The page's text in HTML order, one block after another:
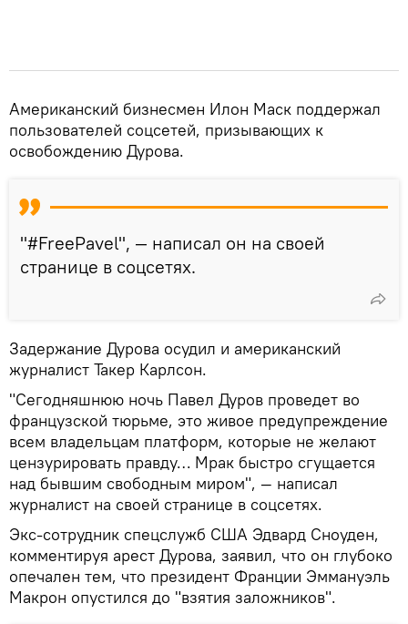
Американский бизнесмен Илон Маск поддержал
пользователей соцсетей, призывающих к
освобождению Дурова.
"#FreePavel", — написал он на своей
странице в соцсетях.
Задержание Дурова осудил и американский
журналист Такер Карлсон.
"Сегодняшнюю ночь Павел Дуров проведет во
французской тюрьме, это живое предупреждение
всем владельцам платформ, которые не желают
цензурировать правду… Мрак быстро сгущается
над бывшим свободным миром", — написал
журналист на своей странице в соцсетях.
Экс-сотрудник спецслужб США Эдвард Сноуден,
комментируя арест Дурова, заявил, что он глубоко
опечален тем, что президент Франции Эммануэль
Макрон опустился до "взятия заложников".